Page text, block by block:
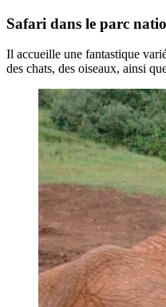
Safari dans le parc
Il accueille une fantastique
des chats, des oiseaux, ainsi